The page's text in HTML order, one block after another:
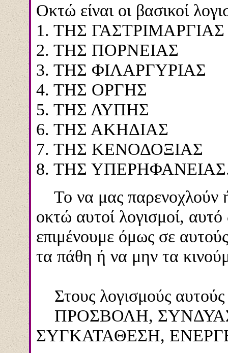
Οκτώ είναι οι βασικοί
1. ΤΗΣ
2. ΤΗΣ ΠΟΡΝΕΙΑΣ
3. ΤΗΣ ΦΙΛΑΡΓΥΡΙΑΣ
4. ΤΗΣ ΟΡΓΗΣ
5. ΤΗΣ ΛΥΠΗΣ
6. ΤΗΣ ΑΚΗΔΙΑΣ
7. ΤΗΣ ΚΕΝΟΔΟΞΙΑΣ
8. ΤΗΣ
Το να μας παρενοχλούν
οκτώ αυτοί λογισμοί, αυτό
επιμένουμε όμως σε
τα πάθη ή να μην τα
Στους λογισμούς αυτούς
ΠΡΟΣΒΟΛΗ,
ΣΥΓΚΑΤΑΘΕΣΗ,